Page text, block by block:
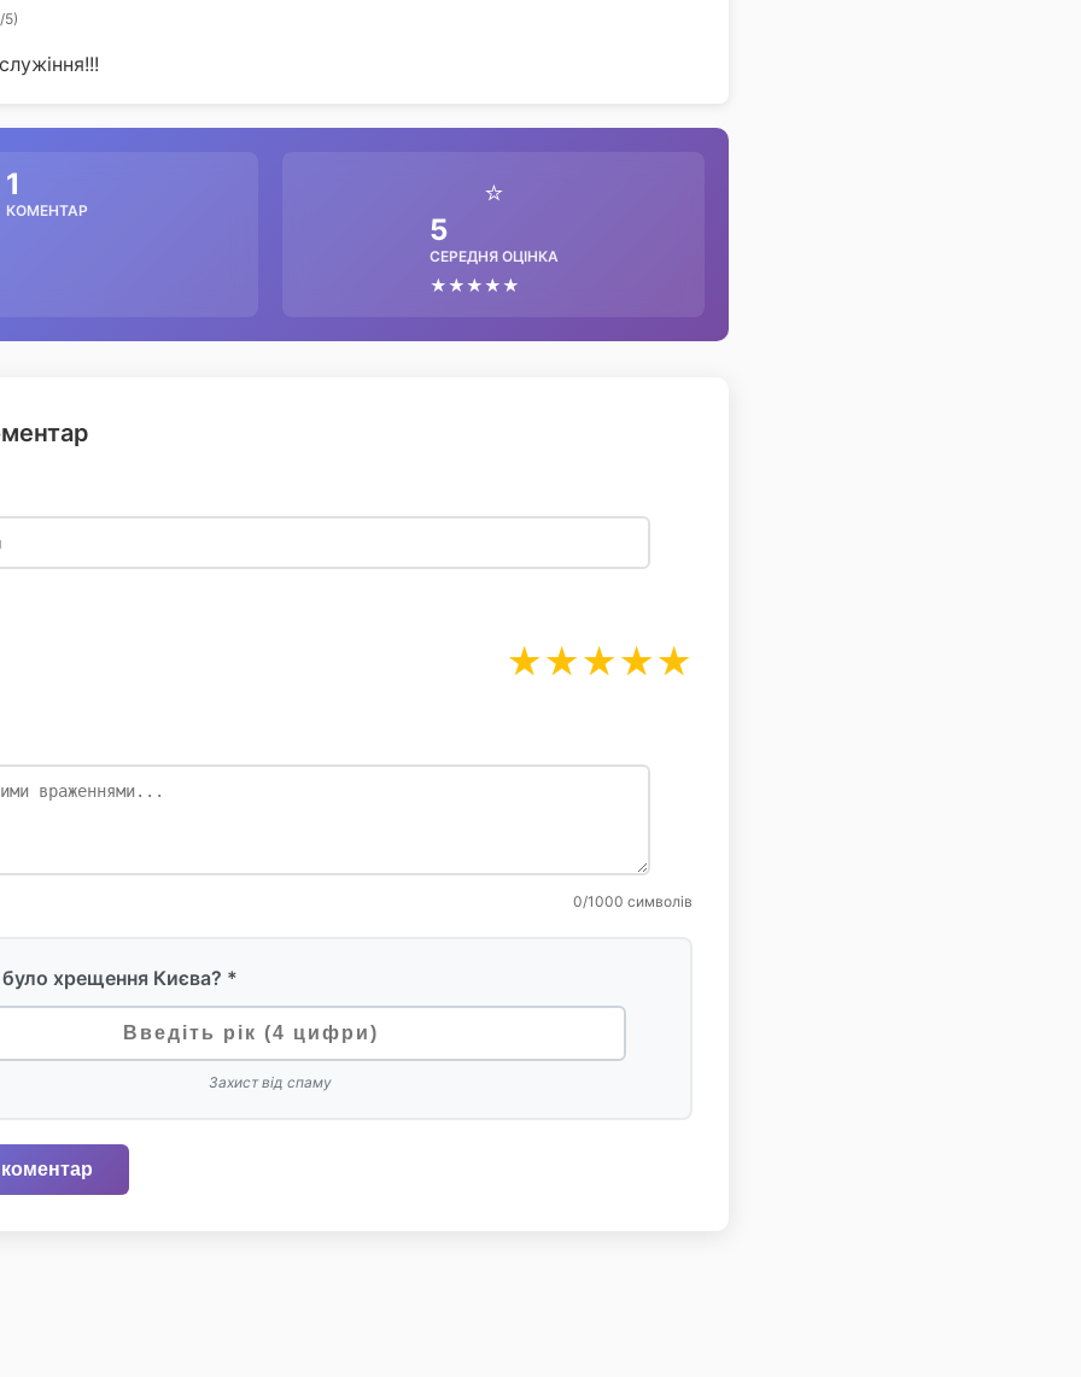
5)
1
КОМЕНТАР
⭐
5
СЕРЕДНЯ ОЦІНКА
★★★★★
★
★
★
★
★
0/1000 символів
хрещення Києва? *
Захист від спаму